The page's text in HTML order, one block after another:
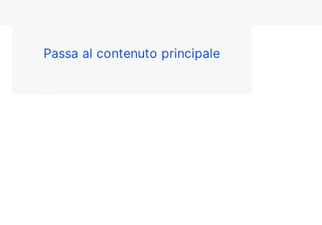
Passa al contenuto principale